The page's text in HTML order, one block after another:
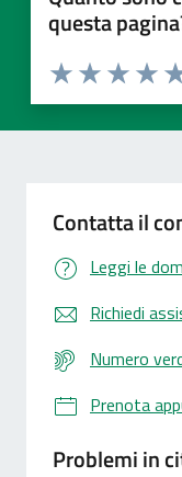
questa
Valuta 3
Valuta 2
Valuta 1 stelle su
Contatta il
Leggi le
Richiedi
Numero
Prenota
Problemi in